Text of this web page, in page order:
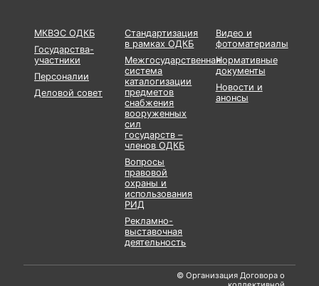
МКВЭС ОДКБ
Государства-
участники
Персоналии
Деловой совет
Стандартизация
в рамках ОДКБ
Межгосударственная
система
каталогизации
предметов
снабжения
вооруженных
сил
государств –
членов ОДКБ
Вопросы
правовой
охраны и
использования
РИД
Рекламно-
выставочная
деятельность
Видео и
фотоматериалы
Нормативные
документы
Новости и
анонсы
© Организация Договора о